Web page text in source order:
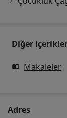
Diğer
Makaleler
Adres